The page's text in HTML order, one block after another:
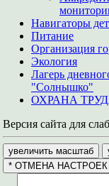
Навигаторы
Питание
Организация
Экология
Лагерь
"Солнышко"
ОХРАНА
Версия сайта для